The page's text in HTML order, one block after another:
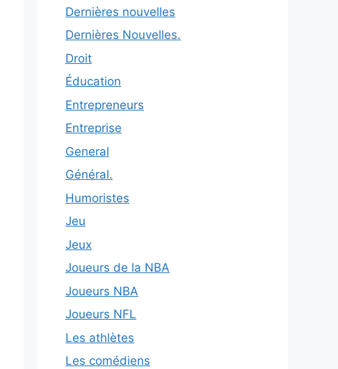
Dernières nouvelles
Dernières Nouvelles.
Droit
Éducation
Entrepreneurs
Entreprise
General
Général.
Humoristes
Jeu
Jeux
Joueurs de la NBA
Joueurs NBA
Joueurs NFL
Les athlètes
Les comédiens